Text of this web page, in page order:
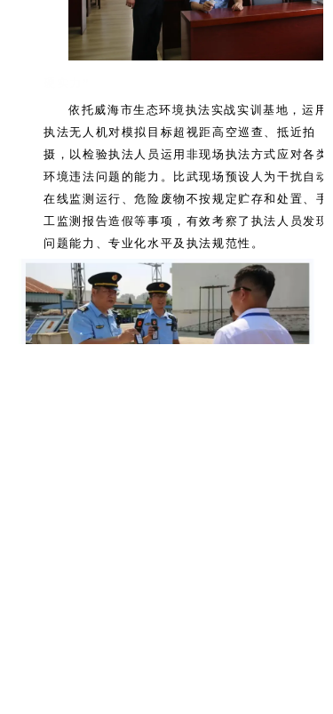
依托威海市生态环境执法实战实训基地，运用
执法无人机对模拟目标超视距高空巡查、抵近拍
摄，以检验执法人员运用非现场执法方式应对各类
环境违法问题的能力。比武现场预设人为干扰自动
在线监测运行、危险废物不按规定贮存和处置、手
工监测报告造假等事项，有效考察了执法人员发现
问题能力、专业化水平及执法规范性。